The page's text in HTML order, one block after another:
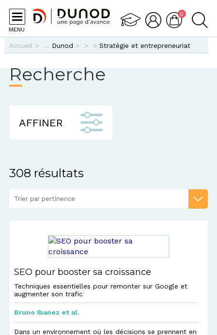
MENU
0
Vous êtes ici
Accueil > Dunod > > > Stratégie et entrepreneuriat
Recherche
308 résultats
Trier par pertinence
AFFINER
SEO pour booster sa croissance
Techniques essentielles pour remonter sur Google et
augmenter son trafic
Bruno Ibanez et al.
Dans un environnement où les décisions se prennent en